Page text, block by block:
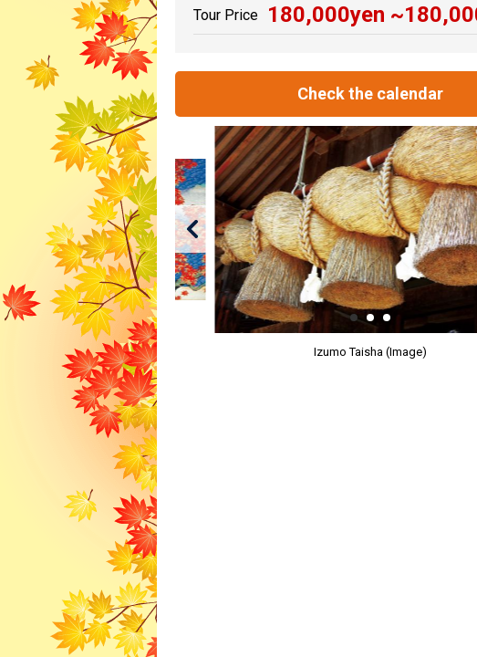
Tour Price 180,000yen ~
Check the calendar
Izumo Taisha (Image)